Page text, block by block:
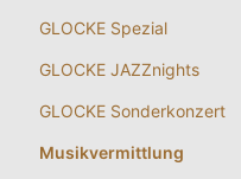
GLOCKE Spezial
GLOCKE JAZZnights
GLOCKE Sonderkonzert
Musikvermittlung